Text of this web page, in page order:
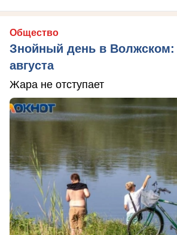
Общество
Знойный день в Волжском:
августа
Жара не отступает